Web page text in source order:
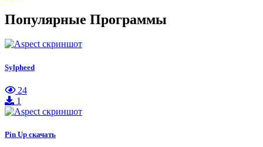
Популярные Программы
Sylpheed
24
1
Pin Up скачать